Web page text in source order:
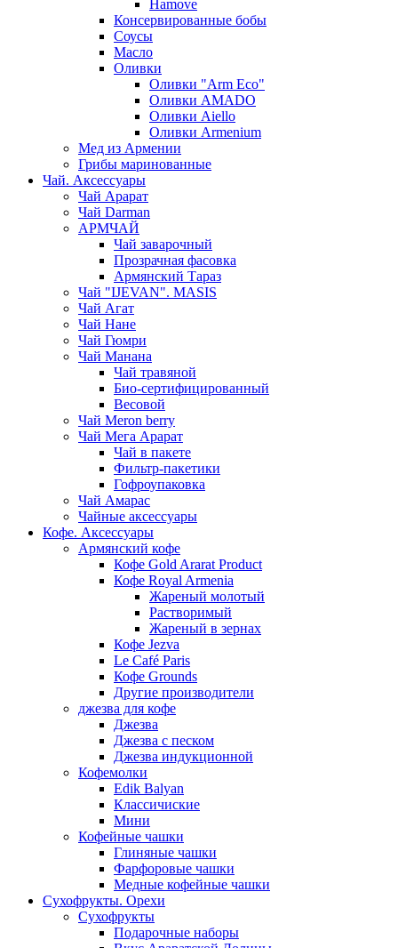
Hamove
Консервированные бобы
Соусы
Масло
Оливки
Оливки "Arm Eco"
Оливки AMADO
Оливки Aiello
Оливки Armenium
Мед из Армении
Грибы маринованные
Чай. Аксессуары
Чай Арарат
Чай Darman
АРМЧАЙ
Чай заварочный
Прозрачная фасовка
Армянский Тараз
Чай "IJEVAN". MASIS
Чай Агат
Чай Нане
Чай Гюмри
Чай Манана
Чай травяной
Био-сертифицированный
Весовой
Чай Meron berry
Чай Мега Арарат
Чай в пакете
Фильтр-пакетики
Гофроупаковка
Чай Амарас
Чайные аксессуары
Кофе. Аксессуары
Армянский кофе
Кофе Gold Ararat Product
Кофе Royal Armenia
Жареный молотый
Растворимый
Жареный в зернах
Кофе Jezva
Le Café Paris
Кофе Grounds
Другие производители
джезва для кофе
Джезва
Джезва с песком
Джезва индукционной
Кофемолки
Edik Balyan
Классичиские
Мини
Кофейные чашки
Глиняные чашки
Фарфоровые чашки
Медные кофейные чашки
Сухофрукты. Орехи
Сухофрукты
Подарочные наборы